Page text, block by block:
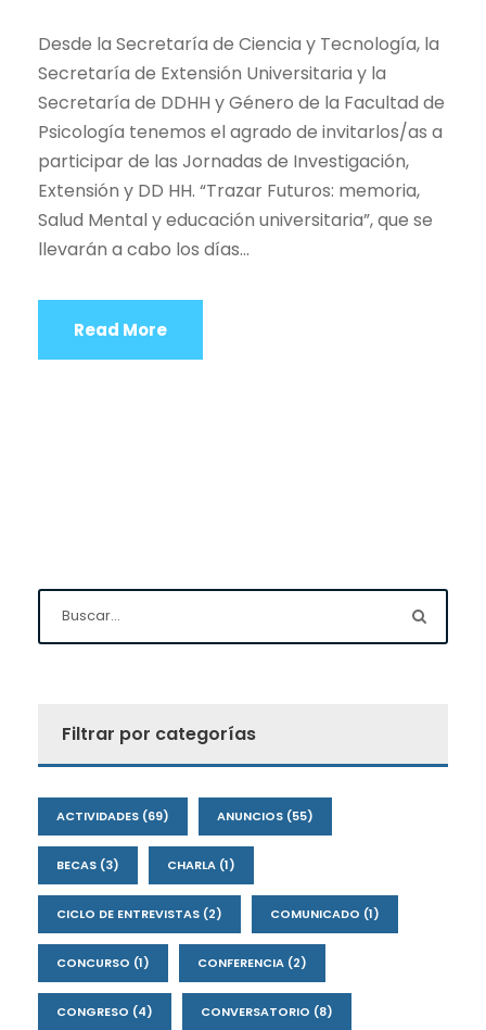
Desde la Secretaría de Ciencia y Tecnología, la
Secretaría de Extensión Universitaria y la
Secretaría de DDHH y Género de la Facultad de
Psicología tenemos el agrado de invitarlos/as a
participar de las Jornadas de Investigación,
Extensión y DD HH. “Trazar Futuros: memoria,
Salud Mental y educación universitaria”, que se
llevarán a cabo los días...
Read More
Filtrar por categorías
ACTIVIDADES (69) ANUNCIOS (55)
BECAS (3) CHARLA (1)
CICLO DE ENTREVISTAS (2) COMUNICADO (1)
CONCURSO (1) CONFERENCIA (2)
CONGRESO (4) CONVERSATORIO (8)